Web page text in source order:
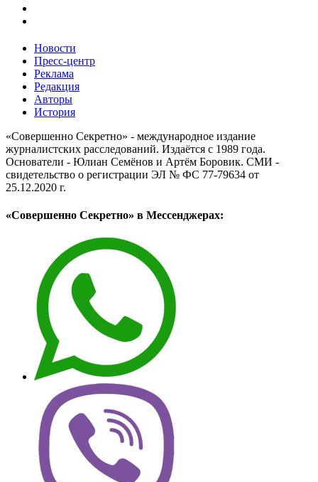
Новости
Пресс-центр
Реклама
Редакция
Авторы
История
«Совершенно Секретно» - международное издание
журналистских расследований. Издаётся с 1989 года.
Основатели - Юлиан Семёнов и Артём Боровик. CМИ -
свидетельство о регистрации ЭЛ № ФС 77-79634 от
25.12.2020 г.
«Совершенно Секретно» в Мессенджерах: